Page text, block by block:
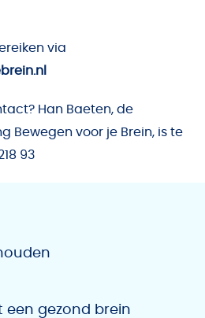
via
Han Baeten, de
Bewegen voor je Brein, is te
93
een gezond brein